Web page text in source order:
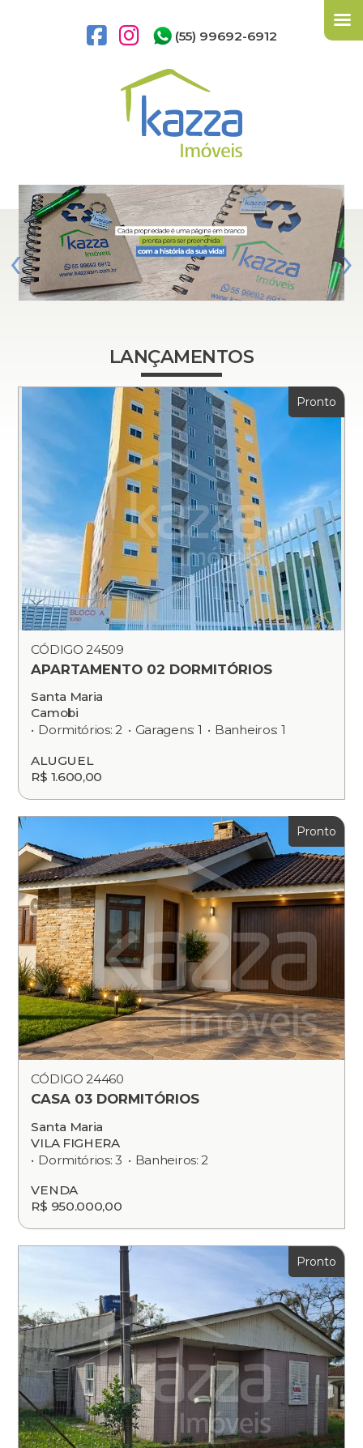
(55) 99692-6912
‹ ›
LANÇAMENTOS
Pronto
CÓDIGO 24509
APARTAMENTO 02 DORMITÓRIOS
Santa Maria
Camobi
Dormitórios: 2
Garagens: 1
Banheiros: 1
ALUGUEL
R$ 1.600,00
Pronto
CÓDIGO 24460
CASA 03 DORMITÓRIOS
Santa Maria
VILA FIGHERA
Dormitórios: 3
Banheiros: 2
VENDA
R$ 950.000,00
Pronto